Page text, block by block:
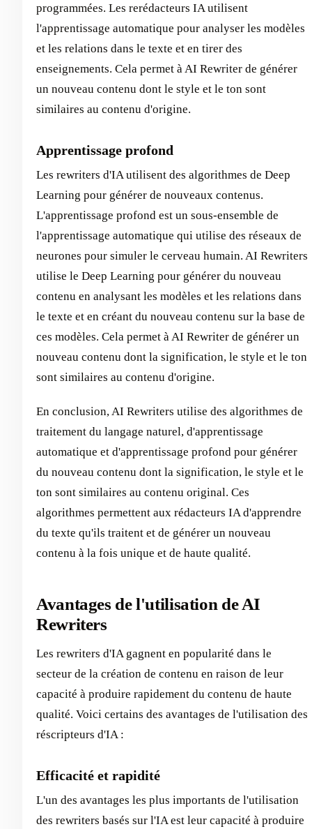
programmées. Les rerédacteurs IA utilisent
l'apprentissage automatique pour analyser les modèles
et les relations dans le texte et en tirer des
enseignements. Cela permet à AI Rewriter de générer
un nouveau contenu dont le style et le ton sont
similaires au contenu d'origine.
Apprentissage profond
Les rewriters d'IA utilisent des algorithmes de Deep
Learning pour générer de nouveaux contenus.
L'apprentissage profond est un sous-ensemble de
l'apprentissage automatique qui utilise des réseaux de
neurones pour simuler le cerveau humain. AI Rewriters
utilise le Deep Learning pour générer du nouveau
contenu en analysant les modèles et les relations dans
le texte et en créant du nouveau contenu sur la base de
ces modèles. Cela permet à AI Rewriter de générer un
nouveau contenu dont la signification, le style et le ton
sont similaires au contenu d'origine.
En conclusion, AI Rewriters utilise des algorithmes de
traitement du langage naturel, d'apprentissage
automatique et d'apprentissage profond pour générer
du nouveau contenu dont la signification, le style et le
ton sont similaires au contenu original. Ces
algorithmes permettent aux rédacteurs IA d'apprendre
du texte qu'ils traitent et de générer un nouveau
contenu à la fois unique et de haute qualité.
Avantages de l'utilisation de AI
Rewriters
Les rewriters d'IA gagnent en popularité dans le
secteur de la création de contenu en raison de leur
capacité à produire rapidement du contenu de haute
qualité. Voici certains des avantages de l'utilisation des
réscripteurs d'IA :
Efficacité et rapidité
L'un des avantages les plus importants de l'utilisation
des rewriters basés sur l'IA est leur capacité à produire